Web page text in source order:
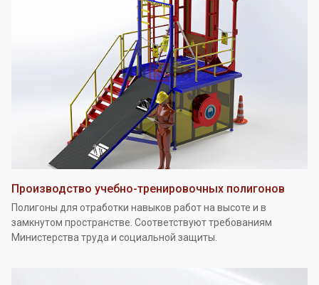
Производство учебно-тренировочных полигонов
Полигоны для отработки навыков работ на высоте и в
замкнутом пространстве. Соответствуют требованиям
Министерства труда и социальной защиты.